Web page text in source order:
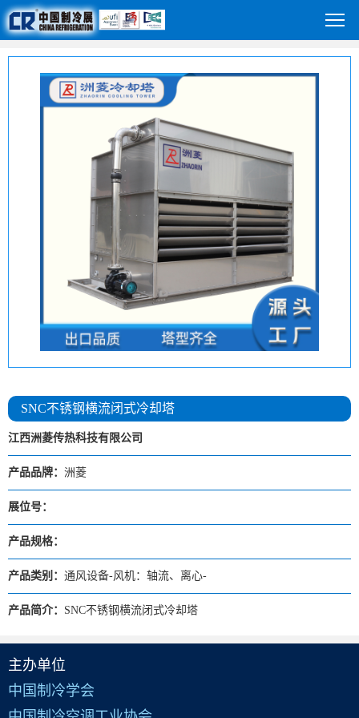
SNC不锈钢横流闭式冷却塔
江西洲菱传热科技有限公司
产品品牌： 洲菱
展位号：
产品规格：
产品类别： 通风设备-风机：轴流、离心-
产品简介： SNC不锈钢横流闭式冷却塔
主办单位
中国制冷学会